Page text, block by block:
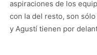
aspiraciones de los
con la del resto, son
y Agustí tienen por